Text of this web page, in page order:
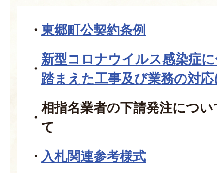
東郷町公契約条例
新型コロナウイルス感染症
踏まえた工事及び業務の対
相指名業者の下請発注につ
て
入札関連参考様式